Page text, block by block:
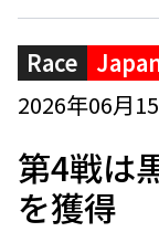
Race
2026年06月
第4戦は
を獲得